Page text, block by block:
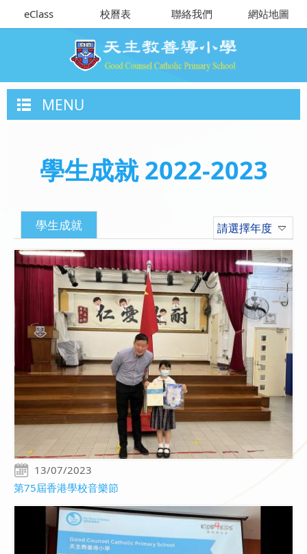
eClass 校曆表 聯絡我們 網站地圖
MENU
學生成就 2022-2023
請選擇年度
學生成就
13/07/2023
第75屆香港學校音樂節